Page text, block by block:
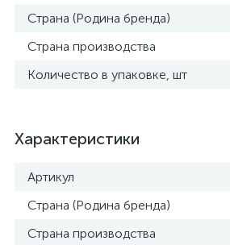
Страна (Родина бренда)
Страна производства
Количество в упаковке, шт
Характеристики
Артикул
Страна (Родина бренда)
Страна производства